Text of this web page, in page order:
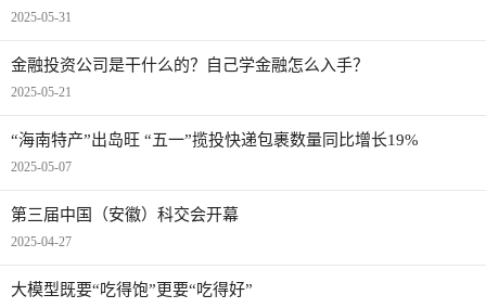
2025-05-31
金融投资公司是干什么的？自己学金融怎么入手？
2025-05-21
“海南特产”出岛旺 “五一”揽投快递包裹数量同比增长19%
2025-05-07
第三届中国（安徽）科交会开幕
2025-04-27
大模型既要“吃得饱”更要“吃得好”